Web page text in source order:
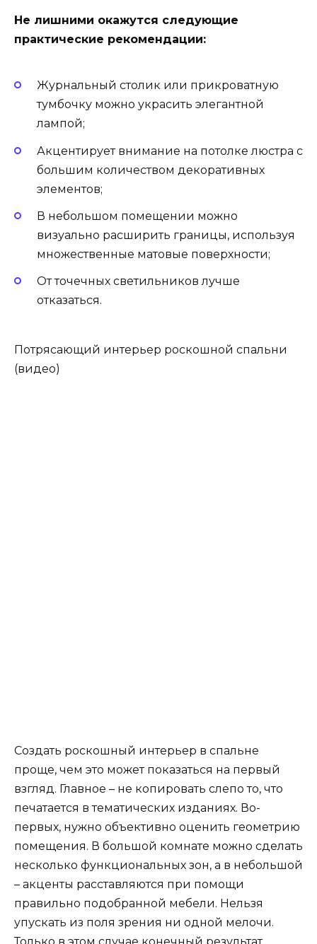
Не лишними окажутся следующие
практические рекомендации:
Журнальный столик или прикроватную
тумбочку можно украсить элегантной
лампой;
Акцентирует внимание на потолке люстра с
большим количеством декоративных
элементов;
В небольшом помещении можно
визуально расширить границы, используя
множественные матовые поверхности;
От точечных светильников лучше
отказаться.
Потрясающий интерьер роскошной спальни
(видео)
Создать роскошный интерьер в спальне
проще, чем это может показаться на первый
взгляд. Главное – не копировать слепо то, что
печатается в тематических изданиях. Во-
первых, нужно объективно оценить геометрию
помещения. В большой комнате можно сделать
несколько функциональных зон, а в небольшой
– акценты расставляются при помощи
правильно подобранной мебели. Нельзя
упускать из поля зрения ни одной мелочи.
Только в этом случае конечный результат